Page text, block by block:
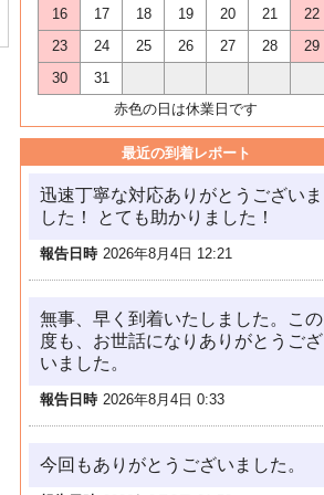
16
17 18 19 20 21
22
23
24 25 26 27 28
29
30
31
赤色の日は休業日です
最近の到着レポート
迅速丁寧な対応ありがとうございま
した！ とても助かりました！
報告日時 2026年8月4日 12:21
無事、早く到着いたしました。この
度も、お世話になりありがとうござ
いました。
報告日時 2026年8月4日 0:33
今回もありがとうございました。